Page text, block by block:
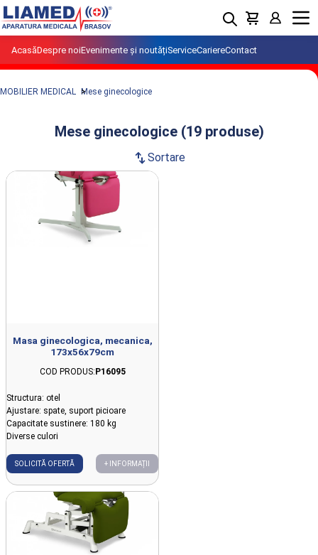
AcasăDespre noiEvenimente și noutățiServiceCariereContact
Menu
MOBILIER MEDICAL Mese ginecologice
Mese ginecologice (19 produse)
swap_vertSortare
Produse din clasa Mese ginecologice
importate si distribuite de LIAMED.
Masa ginecologica, mecanica,
173x56x79cm
COD PRODUS:P16095
Structura: otel
Ajustare: spate, suport picioare
Capacitate sustinere: 180 kg
Diverse culori
SOLICITĂ OFERTĂ + INFORMAȚII